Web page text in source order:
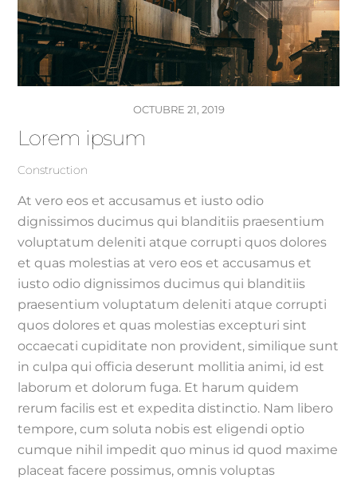
OCTUBRE 21, 2019
Lorem ipsum
Construction
At vero eos et accusamus et iusto odio
dignissimos ducimus qui blanditiis praesentium
voluptatum deleniti atque corrupti quos dolores
et quas molestias at vero eos et accusamus et
iusto odio dignissimos ducimus qui blanditiis
praesentium voluptatum deleniti atque corrupti
quos dolores et quas molestias excepturi sint
occaecati cupiditate non provident, similique sunt
in culpa qui officia deserunt mollitia animi, id est
laborum et dolorum fuga. Et harum quidem
rerum facilis est et expedita distinctio. Nam libero
tempore, cum soluta nobis est eligendi optio
cumque nihil impedit quo minus id quod maxime
placeat facere possimus, omnis voluptas